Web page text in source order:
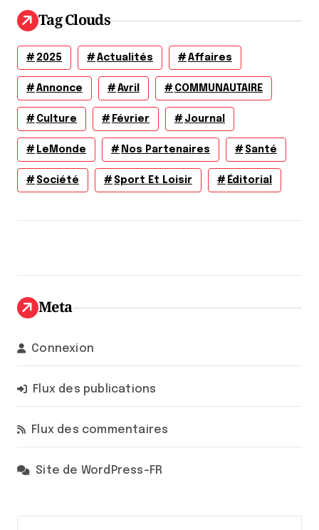
Tag Clouds
2025 Actualités Affaires
Annonce Avril COMMUNAUTAIRE
Culture Février Journal
LeMonde Nos Partenaires Santé
Société Sport Et Loisir Éditorial
Meta
Connexion
Flux des publications
Flux des commentaires
Site de WordPress-FR